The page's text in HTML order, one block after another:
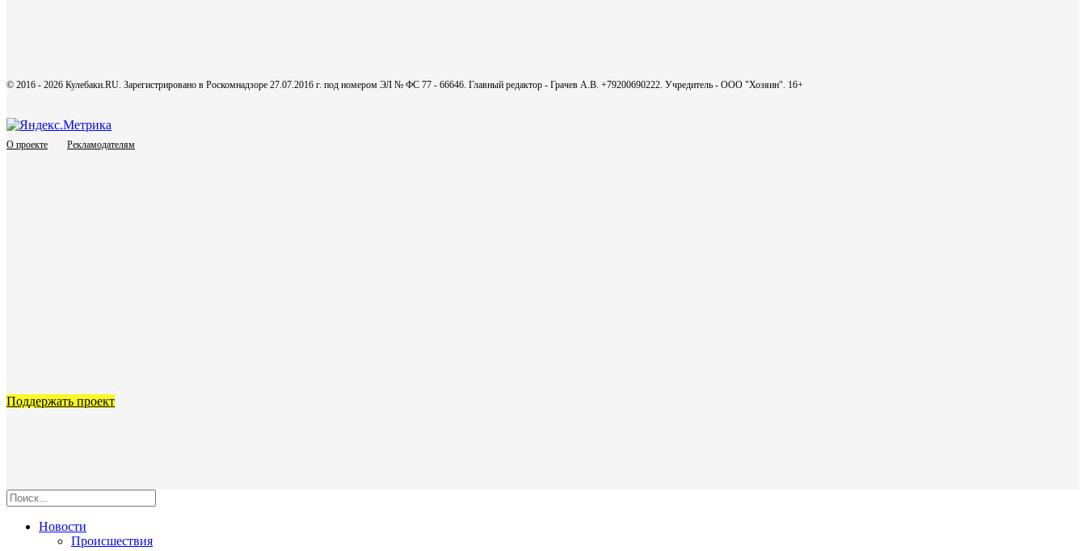
© 2016 - 2026 Кулебаки.RU. Зарегистрировано в Роскомнадзоре 27.07.2016 г. под номером ЭЛ № ФС 77 - 66646. Главный редактор - Грачев А.В. +79200690222. Учредитель - ООО "Хозяин". 16+
О проекте Рекламодателям
Поддержать проект
Новости
Происшествия